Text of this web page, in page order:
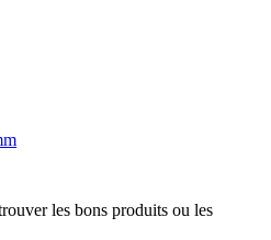
les bons produits ou les